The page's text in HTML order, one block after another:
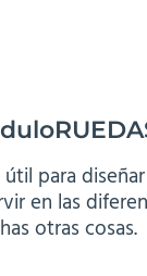
para
en las
otras cosas.